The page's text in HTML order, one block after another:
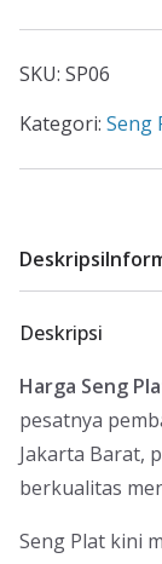
Barat
2026
SKU: SP06
Kategori: Seng
Deskripsi
Deskripsi
Harga Seng
pesatnya
Jakarta Barat,
berkualitas
Seng Plat kini